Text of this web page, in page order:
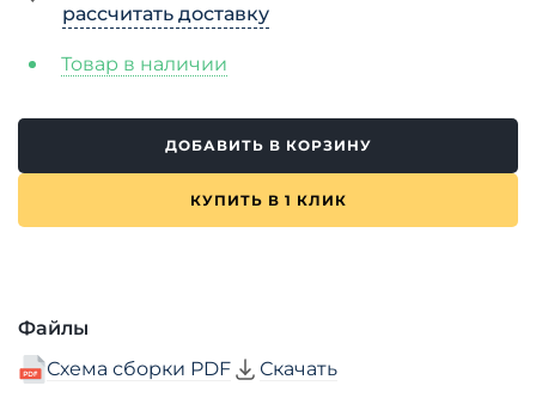
рассчитать доставку
Товар в наличии
ДОБАВИТЬ В КОРЗИНУ
КУПИТЬ В 1 КЛИК
Файлы
Схема сборки PDF
Скачать